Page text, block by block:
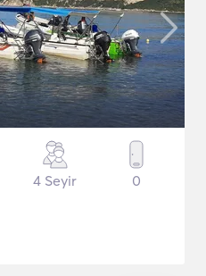
4 Seyir 0